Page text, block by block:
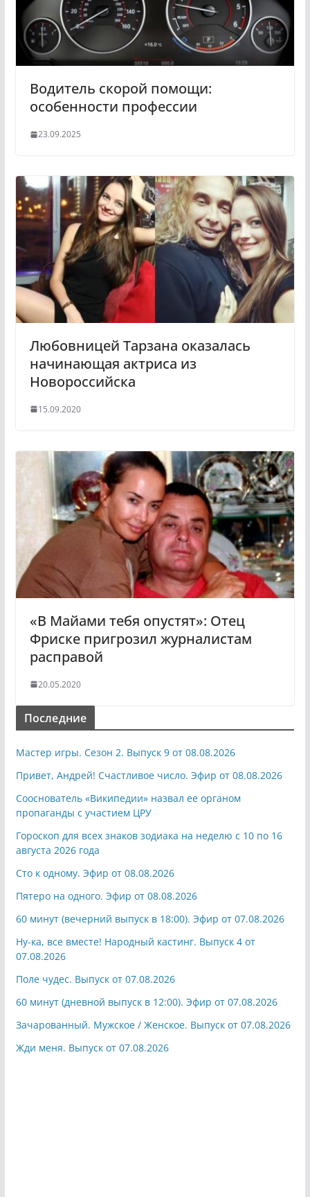
n
i
k
i
Водитель скорой помощи:
особенности профессии
23.09.2025
Любовницей Тарзана оказалась
начинающая актриса из
Новороссийска
15.09.2020
«В Майами тебя опустят»: Отец
Фриске пригрозил журналистам
расправой
20.05.2020
Последние
Мастер игры. Сезон 2. Выпуск 9 от 08.08.2026
Привет, Андрей! Счастливое число. Эфир от 08.08.2026
Сооснователь «Википедии» назвал ее органом
пропаганды с участием ЦРУ
Гороскоп для всех знаков зодиака на неделю с 10 по 16
августа 2026 года
Сто к одному. Эфир от 08.08.2026
Пятеро на одного. Эфир от 08.08.2026
60 минут (вечерний выпуск в 18:00). Эфир от 07.08.2026
Ну-ка, все вместе! Народный кастинг. Выпуск 4 от
07.08.2026
Поле чудес. Выпуск от 07.08.2026
60 минут (дневной выпуск в 12:00). Эфир от 07.08.2026
Зачарованный. Мужское / Женское. Выпуск от 07.08.2026
Жди меня. Выпуск от 07.08.2026